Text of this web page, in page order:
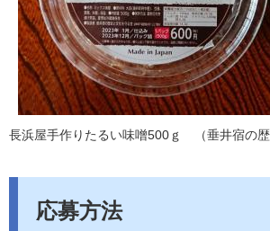
長浜屋手作りたるい味噌500ｇ （垂井宿の歴
応募方法